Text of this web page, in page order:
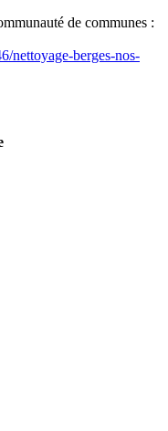
de communes :
nettoyage-berges-nos-